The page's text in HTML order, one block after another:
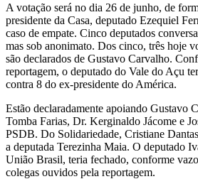
A votação será no dia 26 de junho, de
presidente da Casa, deputado Ezequiel
caso de empate. Cinco deputados
mas sob anonimato. Dos cinco, três hoje
são declarados de Gustavo Carvalho.
reportagem, o deputado do Vale do Açu
contra 8 do ex-presidente do América.
Estão declaradamente apoiando Gustavo
Tomba Farias, Dr. Kerginaldo Jácome e
PSDB. Do Solidariedade, Cristiane
a deputada Terezinha Maia. O deputado
União Brasil, teria fechado, conforme
colegas ouvidos pela reportagem.